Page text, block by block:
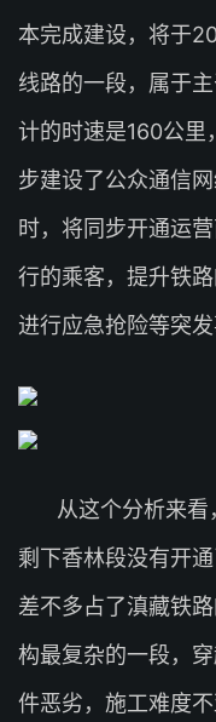
本完成建设，将于
线路的一段，属于
计的时速是160公里
步建设了公众通信
时，将同步开通运
行的乘客，提升铁
进行应急抢险等突发
从这个分析来
剩下香林段没有开
差不多占了滇藏铁
构最复杂的一段，
件恶劣，施工难度